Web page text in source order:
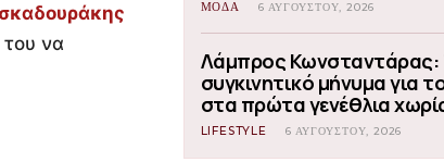
του να
ΜΟΔΑ 6 ΑΥΓΟΎΣΤΟΥ, 2026
Λάμπρος Κωνσταντάρας:
συγκινητικό μήνυμα για
στα πρώτα γενέθλια
LIFESTYLE 6 ΑΥΓΟΎΣΤΟΥ, 2026